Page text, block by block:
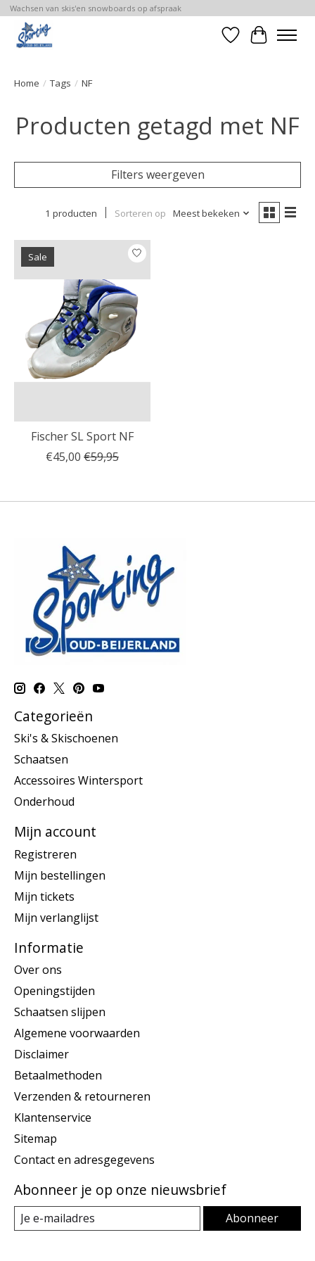
Wachsen van skis'en snowboards op afspraak
Verlanglijst
Home / Tags / NF
Producten getagd met NF
Filters weergeven
1 producten Sorteren op Meest bekeken
Sale
Fischer SL Sport NF
€45,00 €59,95
Categorieën
Ski's & Skischoenen
Schaatsen
Accessoires Wintersport
Onderhoud
Mijn account
Registreren
Mijn bestellingen
Mijn tickets
Mijn verlanglijst
Informatie
Over ons
Openingstijden
Schaatsen slijpen
Algemene voorwaarden
Disclaimer
Betaalmethoden
Verzenden & retourneren
Klantenservice
Sitemap
Contact en adresgegevens
Abonneer je op onze nieuwsbrief
Abonneer